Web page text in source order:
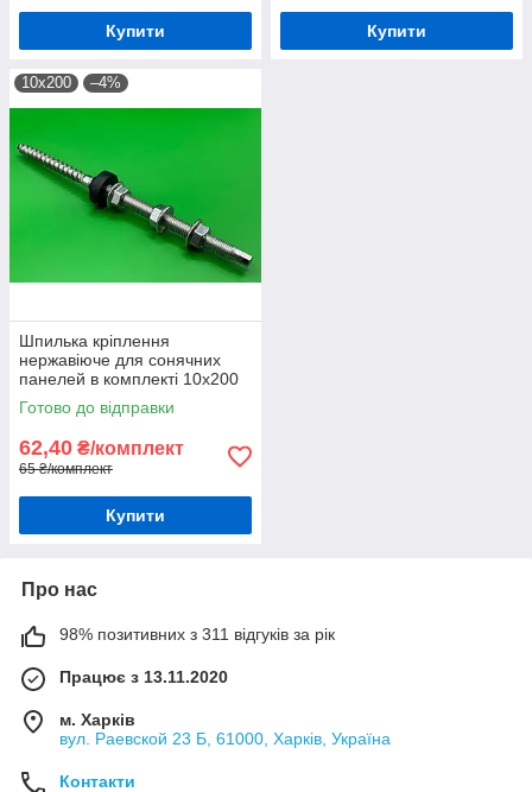
Купити Купити
10х200 –4%
Шпилька кріплення
нержавіюче для сонячних
панелей в комплекті 10х200
(1шт)
Готово до відправки
62,40 ₴/комплект
65 ₴/комплект
Купити
Про нас
98% позитивних з 311 відгуків за рік
Працює з 13.11.2020
м. Харків
вул. Раевской 23 Б, 61000, Харків, Україна
Контакти